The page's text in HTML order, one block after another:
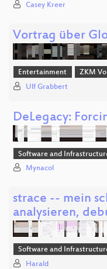
Casey Kreer
Vortrag über
Entertainment ZKM
Ulf Grabbert
DeLegacy:
Software and
Mynacol
strace -- mein
analysieren,
Software and
Harald